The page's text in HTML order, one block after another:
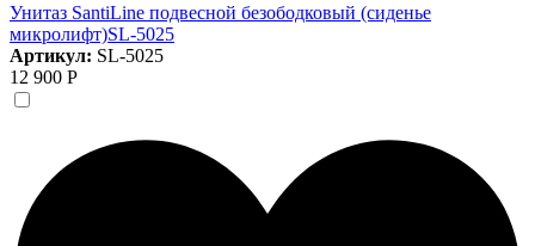
Унитаз SantiLine подвесной безободковый (сиденье
микролифт)SL-5025
Артикул: SL-5025
12 900 Р